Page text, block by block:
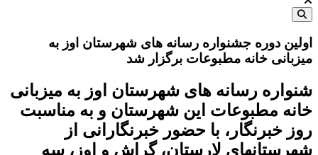
اولین دوره جشنواره رسانه های شهرستان اوز به
میزبانی خانه مطبوعات برگزار شد
شنواره رسانه های شهرستان اوز به میزبانی
خانه مطبوعات این شهرستان و به مناسبت
روز خبرنگار، با حضور خبرنگارانی از
شهرستانهای لارستان، گراش و اوز، سه